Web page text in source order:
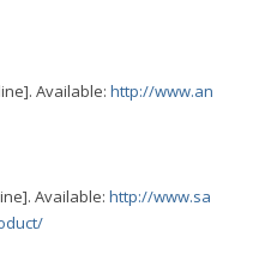
Available:http://www.an
Available:http://www.sa